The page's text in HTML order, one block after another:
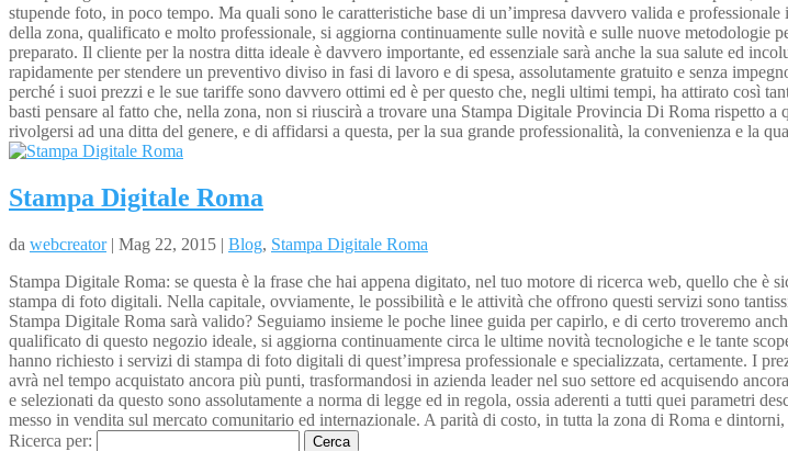
stupende foto, in poco tempo. Ma quali sono le caratteristiche base di un’impresa davvero valida e
della zona, qualificato e molto professionale, si aggiorna continuamente sulle novità e sulle nuove
preparato. Il cliente per la nostra ditta ideale è davvero importante, ed essenziale sarà anche la sua salute ed
rapidamente per stendere un preventivo diviso in fasi di lavoro e di spesa, assolutamente gratuito e senza
perché i suoi prezzi e le sue tariffe sono davvero ottimi ed è per questo che, negli ultimi tempi, ha attirato così
basti pensare al fatto che, nella zona, non si riuscirà a trovare una Stampa Digitale Provincia Di Roma rispetto
rivolgersi ad una ditta del genere, e di affidarsi a questa, per la sua grande professionalità, la convenienza e la
Stampa Digitale Roma
da webcreator| Mag 22, 2015 | Blog, Stampa Digitale Roma
Stampa Digitale Roma: se questa è la frase che hai appena digitato, nel tuo motore di ricerca web, quello che
stampa di foto digitali. Nella capitale, ovviamente, le possibilità e le attività che offrono questi servizi sono
Stampa Digitale Roma sarà valido? Seguiamo insieme le poche linee guida per capirlo, e di certo troveremo
qualificato di questo negozio ideale, si aggiorna continuamente circa le ultime novità tecnologiche e le tante
hanno richiesto i servizi di stampa di foto digitali di quest’impresa professionale e specializzata, certamente. I
avrà nel tempo acquistato ancora più punti, trasformandosi in azienda leader nel suo settore ed acquisendo
e selezionati da questo sono assolutamente a norma di legge ed in regola, ossia aderenti a tutti quei parametri
messo in vendita sul mercato comunitario ed internazionale. A parità di costo, in tutta la zona di Roma e
Ricerca per: